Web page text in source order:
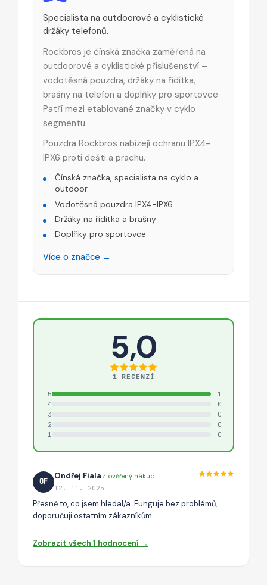
Specialista na outdoorové a cyklistické
držáky telefonů.
Rockbros je čínská značka zaměřená na
outdoorové a cyklistické příslušenství –
vodotěsná pouzdra, držáky na řídítka,
brašny na telefon a doplňky pro sportovce.
Patří mezi etablované značky v cyklo
segmentu.
Pouzdra Rockbros nabízejí ochranu IPX4-
IPX6 proti dešti a prachu.
Čínská značka, specialista na cyklo a
outdoor
Vodotěsná pouzdra IPX4-IPX6
Držáky na řídítka a brašny
Doplňky pro sportovce
Více o značce →
5,0
1 RECENZÍ
5
1
4
0
3
0
2
0
1
0
OF
Ondřej Fiala✓ ověřený nákup
12. 11. 2025
Přesně to, co jsem hledal/a. Funguje bez problémů,
doporučuji ostatním zákazníkům.
Zobrazit všech 1 hodnocení →